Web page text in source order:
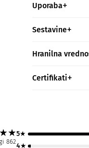
Uporaba
Sestavine
Hranilna
Certifikati
★★
862
5★
4★